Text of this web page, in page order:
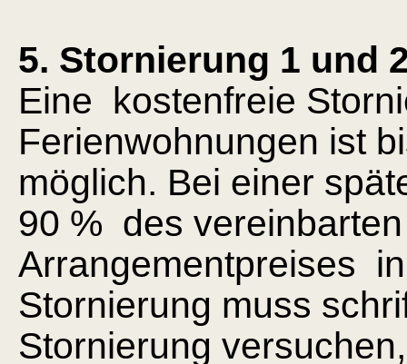
5. Stornierung 1 und
Eine kostenfreie
Ferienwohnungen ist
möglich. Bei einer
90 % des
Arrangementpreises
Stornierung muss
Stornierung